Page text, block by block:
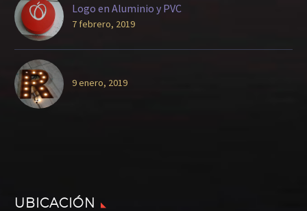
Logo en Aluminio y PVC
7 febrero, 2019
9 enero, 2019
UBICACIÓN